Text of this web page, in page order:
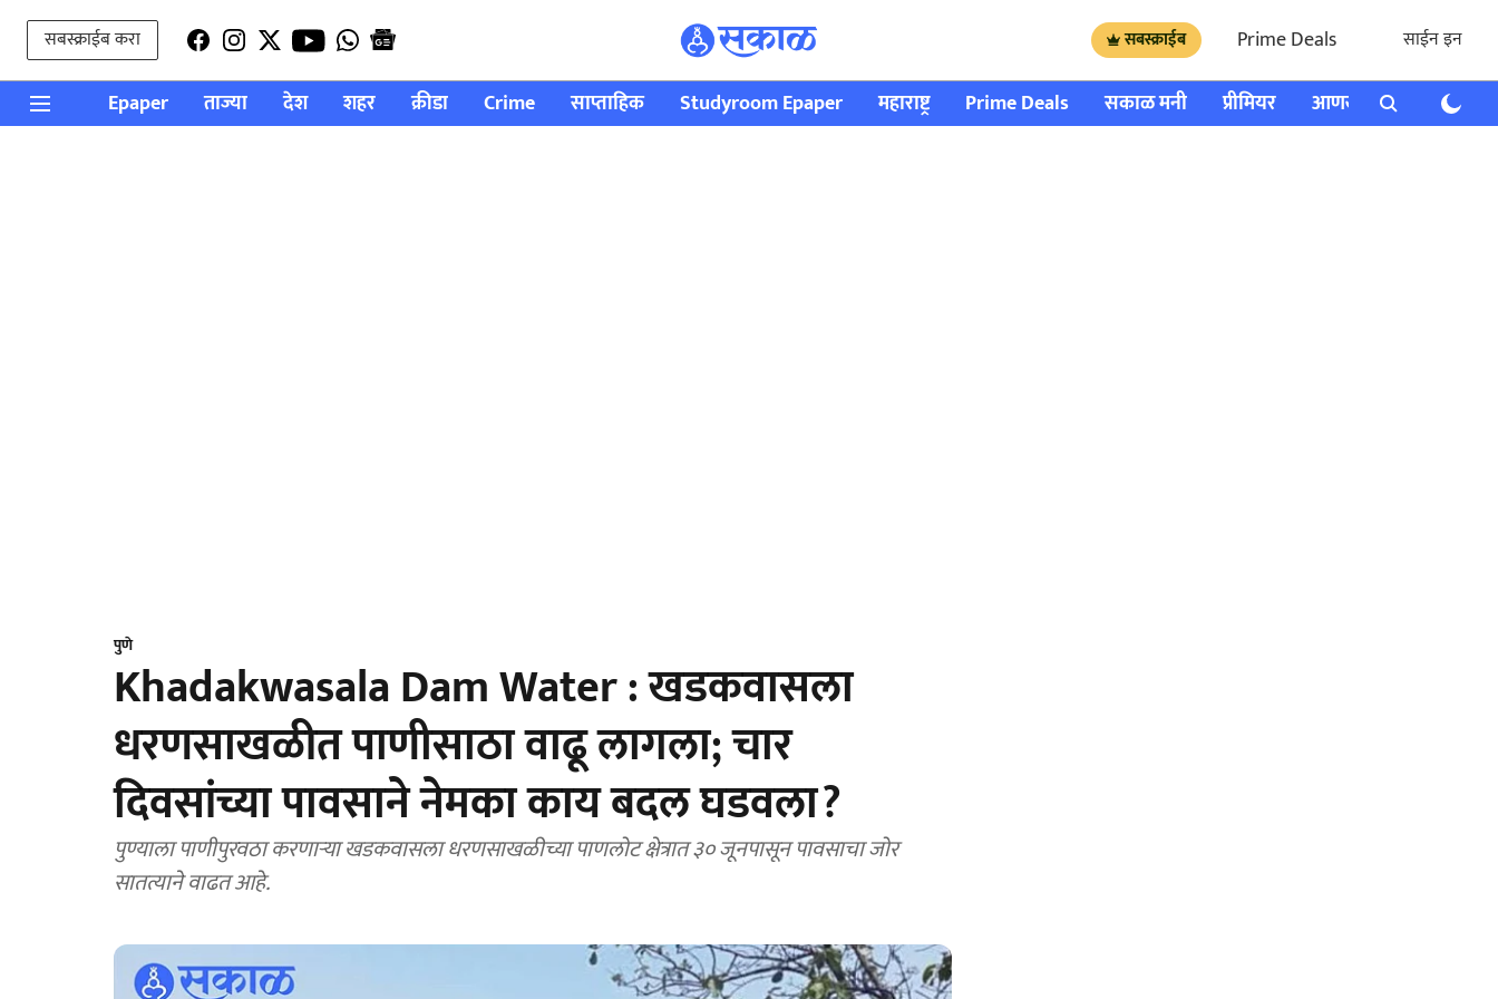
सबस्क्राईब करा सबस्क्राईब Prime Deals साईन इन
Epaper ताज्या देश शहर क्रीडा Crime साप्ताहिक Studyroom Epaper महाराष्ट्र Prime Deals सकाळ मनी प्रीमियर आणखी राशी भविष्य
पुणे
Khadakwasala Dam Water : खडकवासला
धरणसाखळीत पाणीसाठा वाढू लागला; चार
दिवसांच्या पावसाने नेमका काय बदल घडवला?
पुण्याला पाणीपुरवठा करणाऱ्या खडकवासला धरणसाखळीच्या पाणलोट क्षेत्रात ३० जूनपासून पावसाचा जोर
सातत्याने वाढत आहे.